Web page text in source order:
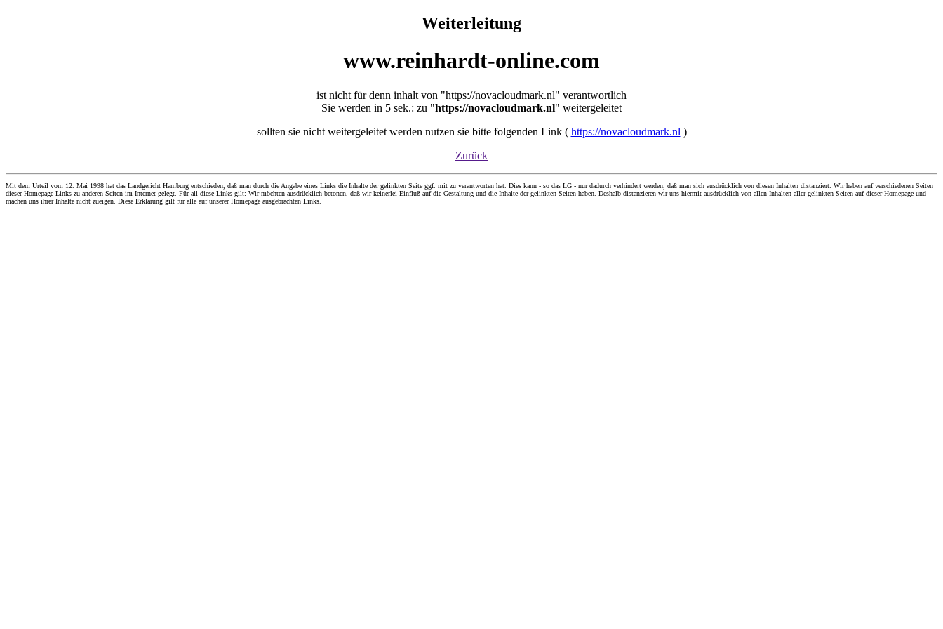
Weiterleitung
www.reinhardt-online.com
ist nicht für denn inhalt von "https://novacloudmark.nl" verantwortlich
Sie werden in 5 sek.: zu "https://novacloudmark.nl" weitergeleitet
sollten sie nicht weitergeleitet werden nutzen sie bitte folgenden Link ( https://novacloudmark.nl )
Zurück
Mit dem Urteil vom 12. Mai 1998 hat das Landgericht Hamburg entschieden, daß man durch die Angabe eines Links die Inhalte der gelinkten Seite ggf. mit zu verantworten hat. Dies kann - so das LG - nur dadurch verhindert werden, daß man sich ausdrücklich von diesen Inhalten distanziert. Wir haben auf verschiedenen Seiten
dieser Homepage Links zu anderen Seiten im Internet gelegt. Für all diese Links gilt: Wir möchten ausdrücklich betonen, daß wir keinerlei Einfluß auf die Gestaltung und die Inhalte der gelinkten Seiten haben. Deshalb distanzieren wir uns hiermit ausdrücklich von allen Inhalten aller gelinkten Seiten auf dieser Homepage und
machen uns ihrer Inhalte nicht zueigen. Diese Erklärung gilt für alle auf unserer Homepage ausgebrachten Links.